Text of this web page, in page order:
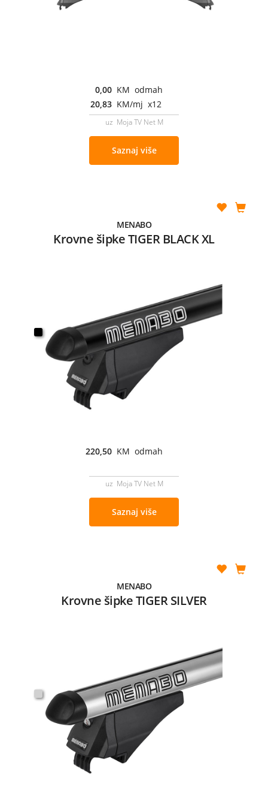
0,00 KM odmah
20,83 KM/mj x12
uz Moja TV Net M
Saznaj više
MENABO
Krovne šipke TIGER BLACK XL
220,50 KM odmah
uz Moja TV Net M
Saznaj više
MENABO
Krovne šipke TIGER SILVER